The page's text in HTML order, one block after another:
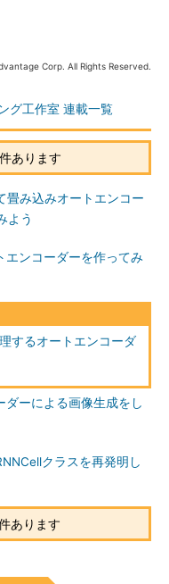
Corp. All Rights Reserved.
グ工作室 連載一覧
あります
畳み込みオートエンコー
よう
エンコーダーを作ってみ
するオートエンコーダ
ーによる画像生成をし
クラスを再発明し
あります